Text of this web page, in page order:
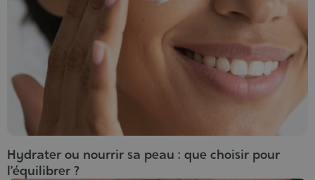
Hydrater ou nourrir sa peau : que choisir pour
l’équilibrer ?